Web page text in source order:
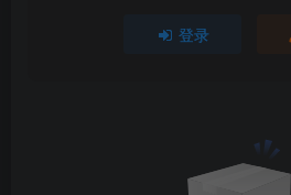
登录